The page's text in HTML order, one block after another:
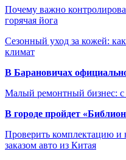
Почему важно
горячая йога
Сезонный уход за кожей:
климат
В Барановичах
Малый ремонтный бизнес: с
В городе пройдет
Проверить комплектацию и
заказом авто из Китая